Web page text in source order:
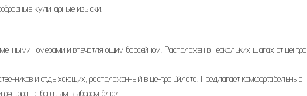
кулинарные изыски.
номерами и впечатляющим бассейном. Расположен в нескольких шагах от центра
и отдыхающих, расположенный в центре Эйлата. Предлагает комфортабельные
ресторан с богатым выбором блюд.